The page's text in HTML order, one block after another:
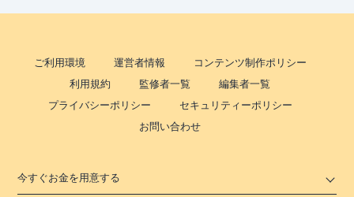
ご利用環境 運営者情報
コンテンツ制作ポリシー
利用規約
監修者一覧
編集者一覧
プライバシーポリシー
セキュリティーポリシー
お問い合わせ
今すぐお金を用意する